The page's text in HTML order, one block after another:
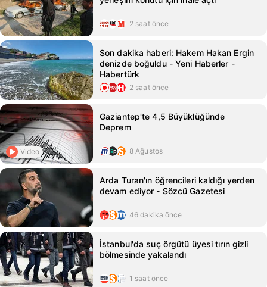
2 saat önce
Son dakika haberi: Hakem Hakan Ergin
denizde boğuldu - Yeni Haberler -
Habertürk
2 saat önce
Video
Gaziantep'te 4,5 Büyüklüğünde
Deprem
8 Ağustos
Arda Turan'ın öğrencileri kaldığı yerden
devam ediyor - Sözcü Gazetesi
46 dakika önce
İstanbul'da suç örgütü üyesi tırın gizli
bölmesinde yakalandı
1 saat önce